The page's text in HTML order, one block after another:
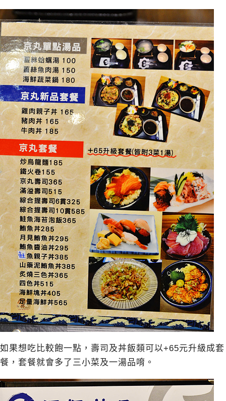
如果想吃比較飽一點，壽司及丼飯類可以+65元升級成套
餐，套餐就會多了三小菜及一湯品唷。